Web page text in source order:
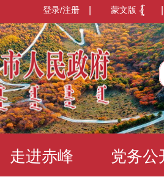
蒙文版
登录/注册
走进赤峰 党务公